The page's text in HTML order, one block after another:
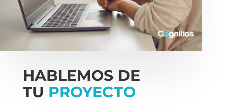
HABLEMOS DE
TU PROYECTO